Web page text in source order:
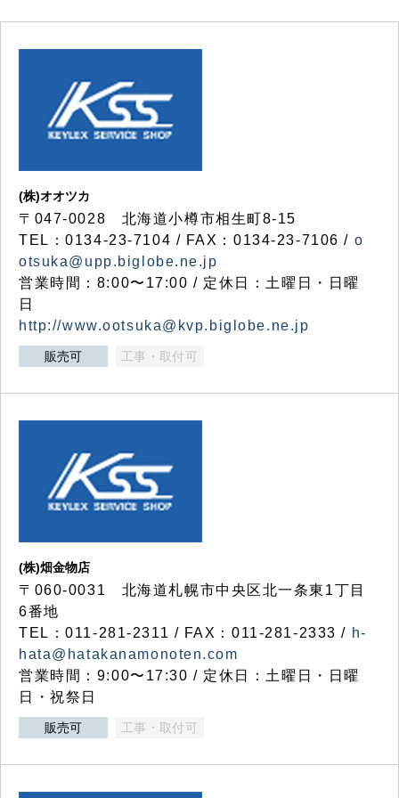
(株)オオツカ
〒047-0028 北海道小樽市相生町8-15
TEL：0134-23-7104 / FAX：0134-23-7106 / o
otsuka@upp.biglobe.ne.jp
営業時間：8:00〜17:00 / 定休日：土曜日・日曜
日
http://www.ootsuka@kvp.biglobe.ne.jp
販売可 工事・取付可
(株)畑金物店
〒060-0031 北海道札幌市中央区北一条東1丁目
6番地
TEL：011-281-2311 / FAX：011-281-2333 / h-
hata@hatakanamonoten.com
営業時間：9:00〜17:30 / 定休日：土曜日・日曜
日・祝祭日
販売可 工事・取付可